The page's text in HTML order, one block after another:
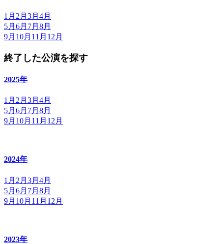
1月 2月 3月 4月
5月 6月 7月 8月
9月 10月 11月 12月
終了した公演を探す
2025年
1月 2月 3月 4月
5月 6月 7月 8月
9月 10月 11月 12月
2024年
1月 2月 3月 4月
5月 6月 7月 8月
9月 10月 11月 12月
2023年